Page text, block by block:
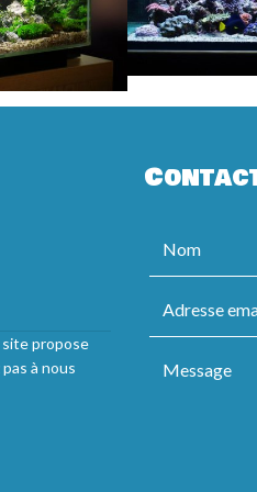
site propose
à nous